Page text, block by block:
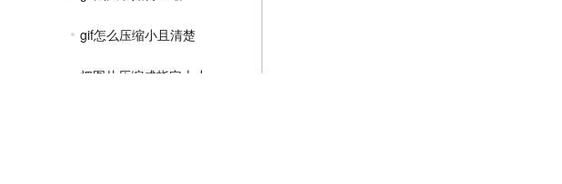
gif怎么压缩小且清楚
把图片压缩成指定大小